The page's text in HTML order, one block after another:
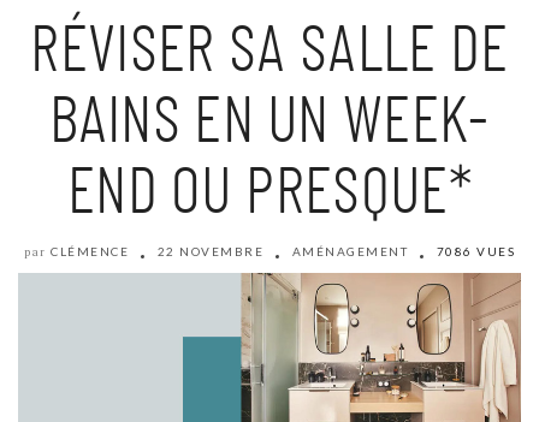
RÉVISER SA SALLE DE
BAINS EN UN WEEK-
END OU PRESQUE*
par CLÉMENCE 22 NOVEMBRE AMÉNAGEMENT 7086 VUES